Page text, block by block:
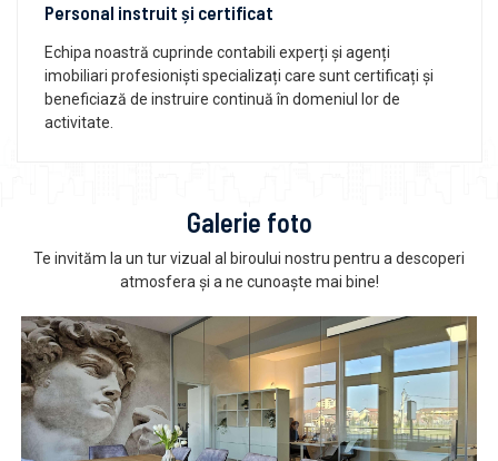
Personal instruit și certificat
Echipa noastră cuprinde contabili experți și agenți
imobiliari profesioniști specializați care sunt certificați și
beneficiază de instruire continuă în domeniul lor de
activitate.
Galerie foto
Te invităm la un tur vizual al biroului nostru pentru a descoperi
atmosfera și a ne cunoaște mai bine!